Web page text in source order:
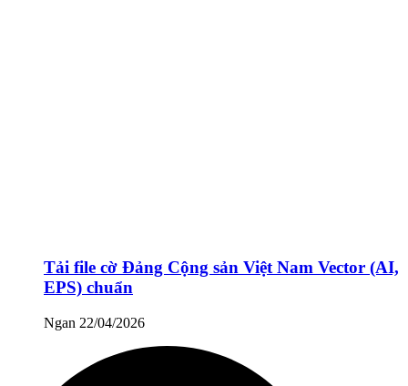
Tải file cờ Đảng Cộng sản Việt Nam Vector (AI,
EPS) chuẩn
Ngan 22/04/2026